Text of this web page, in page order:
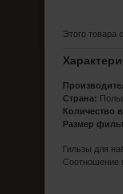
Этого товара
Страна:
Количество
Размер
Гильзы для
Соотношение